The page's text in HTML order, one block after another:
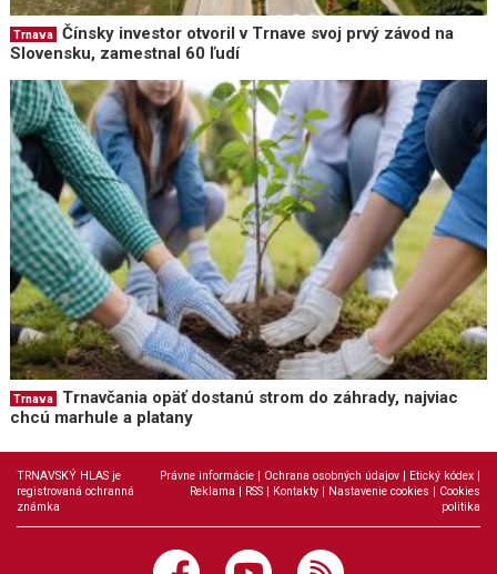
Trnava
Čínsky investor otvoril v Trnave svoj prvý závod na
Slovensku, zamestnal 60 ľudí
Trnava
Trnavčania opäť dostanú strom do záhrady, najviac
chcú marhule a platany
TRNAVSKÝ HLAS je
registrovaná ochranná
známka
Právne informácie | Ochrana osobných údajov | Etický kódex |
Reklama | RSS | Kontakty | Nastavenie cookies | Cookies
politika